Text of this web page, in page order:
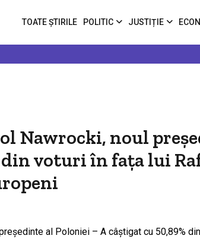
TOATE ȘTIRILE POLITIC JUSTIȚIE
Nawrocki, noul
voturi în fața lui